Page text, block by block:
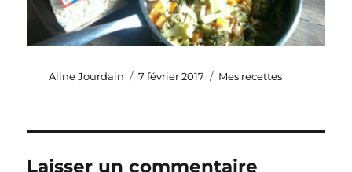
Auteur
Aline Jourdain
Publié
7 février 2017 Catégories
Mes recettes
Laisser un commentaire